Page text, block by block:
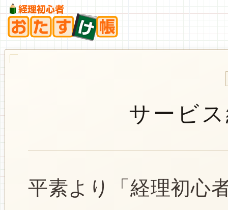
サービ
平素より「経理初心